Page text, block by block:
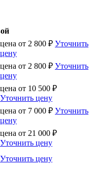
цена от 2 800 ₽ Уточнить
цену
цена от 2 800 ₽ Уточнить
цену
цена от 10 500 ₽
Уточнить цену
цена от 7 000 ₽ Уточнить
цену
цена от 21 000 ₽
Уточнить цену
Уточнить цену